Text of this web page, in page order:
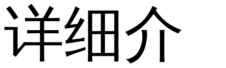
详细介